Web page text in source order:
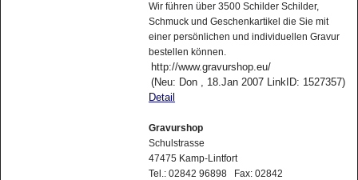
Wir führen über 3500 Schilder Schilder,
Schmuck und Geschenkartikel die Sie mit
einer persönlichen und individuellen Gravur
bestellen können.
http://www.gravurshop.eu/
(Neu: Don , 18.Jan 2007 LinkID: 1527357)
Detail
Gravurshop
Schulstrasse
47475 Kamp-Lintfort
Tel.: 02842 96898 Fax: 02842